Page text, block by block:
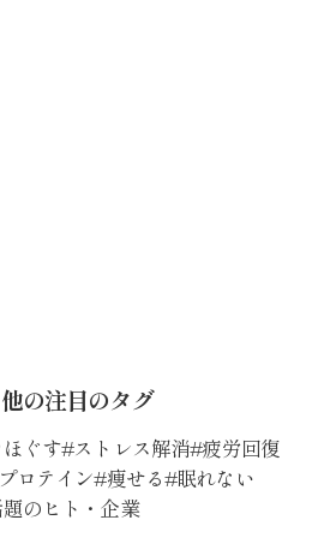
の注目のタグ
ぐす ストレス解消 疲労回復
ロテイン 痩せる 眠れない
のヒト・企業